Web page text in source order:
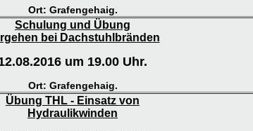
Ort: Grafengehaig.
Schulung und Übung
bei Dachstuhlbränden
um 19.00 Uhr.
Ort: Grafengehaig.
Übung THL - Einsatz von
Hydraulikwinden